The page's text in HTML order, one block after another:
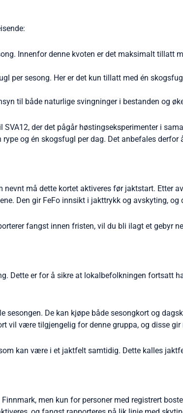
Innenfor denne kvoten er det maksimalt tillatt
per sesong. Her er det kun tillatt med én
til både naturlige svingninger i bestanden og
der det pågår høstingseksperimenter i
og én skogsfugl per dag. Det anbefales
må dette kortet aktiveres før jaktstart. Etter
Den gir FeFo innsikt i jakttrykk og avskyting,
fangst innen fristen, vil du bli ilagt et gebyr
Dette er for å sikre at lokalbefolkningen fortsatt
De kan kjøpe både sesongkort og
vil være tilgjengelig for denne gruppa, og disse
kan være i et jaktfelt samtidig. Dette kalles
men kun for personer med registrert